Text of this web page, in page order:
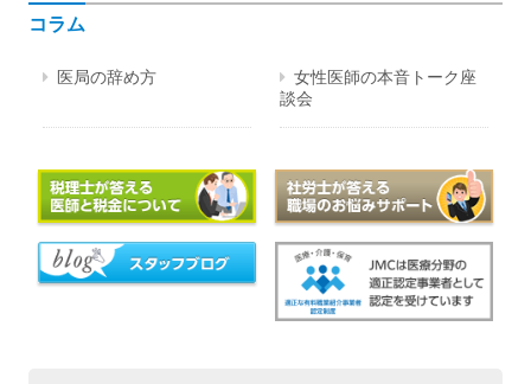
コラム
医局の辞め方
女性医師の本音トーク座
談会